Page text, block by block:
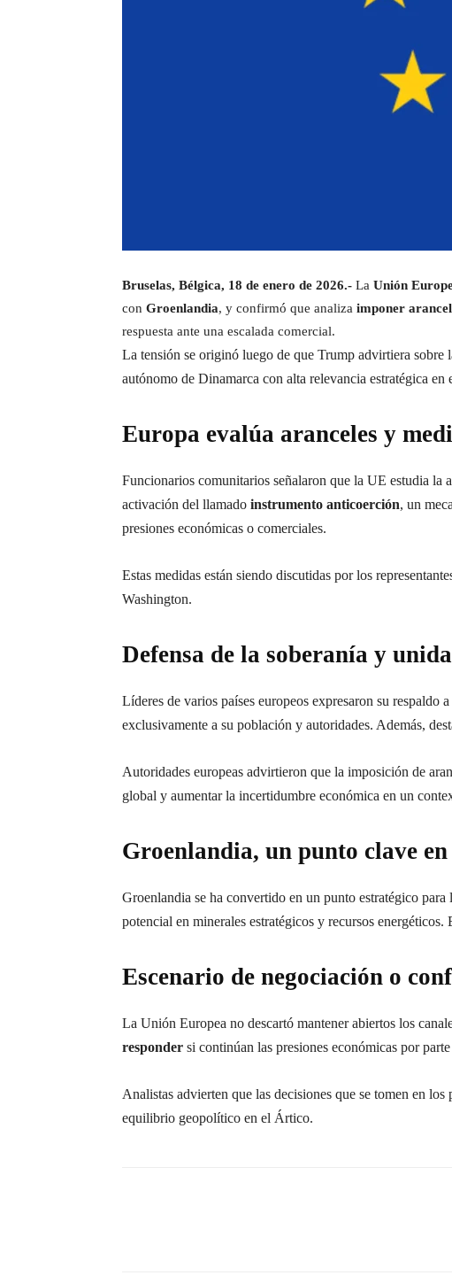
Bruselas, Bélgica, 18 de enero de 2026.- La Unión
con Groenlandia, y confirmó que analiza imponer
respuesta ante una escalada comercial.
La tensión se originó luego de que Trump advirtiera sobre
autónomo de Dinamarca con alta relevancia estratégica
Europa evalúa aranceles y
Funcionarios comunitarios señalaron que la UE estudia la
activación del llamado instrumento anticoerción, un
presiones económicas o comerciales.
Estas medidas están siendo discutidas por los
Washington.
Defensa de la soberanía y
Líderes de varios países europeos expresaron su respaldo a
exclusivamente a su población y autoridades. Además,
Autoridades europeas advirtieron que la imposición de
global y aumentar la incertidumbre económica en un
Groenlandia, un punto clave
Groenlandia se ha convertido en un punto estratégico
potencial en minerales estratégicos y recursos
Escenario de negociación o
La Unión Europea no descartó mantener abiertos los
responder si continúan las presiones económicas por
Analistas advierten que las decisiones que se tomen en
equilibrio geopolítico en el Ártico.